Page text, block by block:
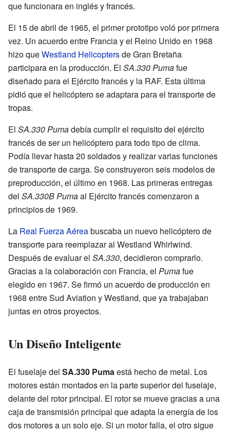
que funcionara en inglés y francés.
El 15 de abril de 1965, el primer prototipo voló por primera
vez. Un acuerdo entre Francia y el Reino Unido en 1968
hizo queWestland Helicoptersde Gran Bretaña
participara en la producción. El SA.330 Pumafue
diseñado para el Ejército francés y la RAF. Esta última
pidió que el helicóptero se adaptara para el transporte de
tropas.
El SA.330 Pumadebía cumplir el requisito del ejército
francés de ser un helicóptero para todo tipo de clima.
Podía llevar hasta 20 soldados y realizar varias funciones
de transporte de carga. Se construyeron seis modelos de
preproducción, el último en 1968. Las primeras entregas
del SA.330B Pumaal Ejército francés comenzaron a
principios de 1969.
La Real Fuerza Aéreabuscaba un nuevo helicóptero de
transporte para reemplazar al Westland Whirlwind.
Después de evaluar el SA.330, decidieron comprarlo.
Gracias a la colaboración con Francia, el Pumafue
elegido en 1967. Se firmó un acuerdo de producción en
1968 entre Sud Aviation y Westland, que ya trabajaban
juntas en otros proyectos.
Un Diseño Inteligente
El fuselaje del SA.330 Pumaestá hecho de metal. Los
motores están montados en la parte superior del fuselaje,
delante del rotor principal. El rotor se mueve gracias a una
caja de transmisión principal que adapta la energía de los
dos motores a un solo eje. Si un motor falla, el otro sigue